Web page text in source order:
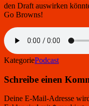
den Draft auswirken
Go Browns!
KategoriePodcast
Schreibe einen
Deine E-Mail-Adresse